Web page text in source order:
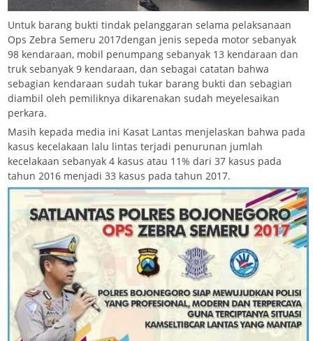
Untuk barang bukti tindak pelanggaran selama pelaksanaan
Ops Zebra Semeru 2017dengan jenis sepeda motor sebanyak
98 kendaraan, mobil penumpang sebanyak 13 kendaraan dan
truk sebanyak 9 kendaraan, dan sebagai catatan bahwa
sebagian kendaraan sudah tukar barang bukti dan sebagian
diambil oleh pemiliknya dikarenakan sudah meyelesaikan
perkara.
Masih kepada media ini Kasat Lantas menjelaskan bahwa pada
kasus kecelakaan lalu lintas terjadi penurunan jumlah
kecelakaan sebanyak 4 kasus atau 11% dari 37 kasus pada
tahun 2016 menjadi 33 kasus pada tahun 2017.